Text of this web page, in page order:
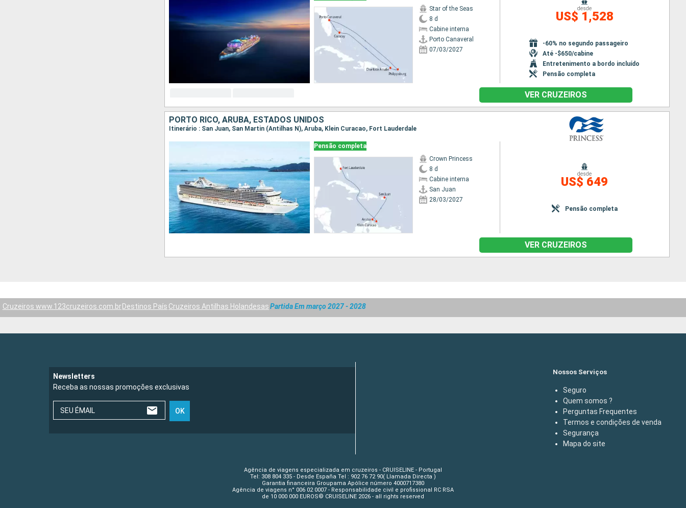
Star of the Seas
8 d
Cabine interna
Porto Canaveral
07/03/2027
desde
US$ 1,528
-60% no segundo passageiro
Até -$650/cabine
Entretenimento a bordo incluído
Pensão completa
VER CRUZEIROS
PORTO RICO, ARUBA, ESTADOS UNIDOS
Itinerário : San Juan, San Martin (Antilhas N), Aruba, Klein Curacao, Fort Lauderdale
Pensão completa
Crown Princess
8 d
Cabine interna
San Juan
28/03/2027
desde
US$ 649
Pensão completa
VER CRUZEIROS
Cruzeiros www.123cruzeiros.com.br Destinos País Cruzeiros Antilhas HolandesasPartida Em março 2027 - 2028
Newsletters
Receba as nossas promoções exclusivas
SEU ÉMAIL OK
Nossos Serviços
Seguro
Quem somos ?
Perguntas Frequentes
Termos e condições de venda
Segurança
Mapa do site
Agência de viagens especializada em cruzeiros - CRUISELINE - Portugal
Tel: 308 804 335 - Desde España Tel : 902 76 72 90( Llamada Directa )
Garantia financeira Groupama Apólice número 4000717380
Agência de viagens n° 006 02 0007 - Responsabilidade civil e profissional RC RSA
de 10 000 000 EUROS© CRUISELINE 2026 - all rights reserved